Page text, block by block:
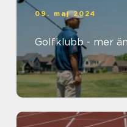
09. maj 2024
Golfklubb - mer